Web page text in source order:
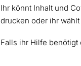
Ihr könnt Inhalt und
drucken oder ihr
Falls ihr Hilfe benötigt